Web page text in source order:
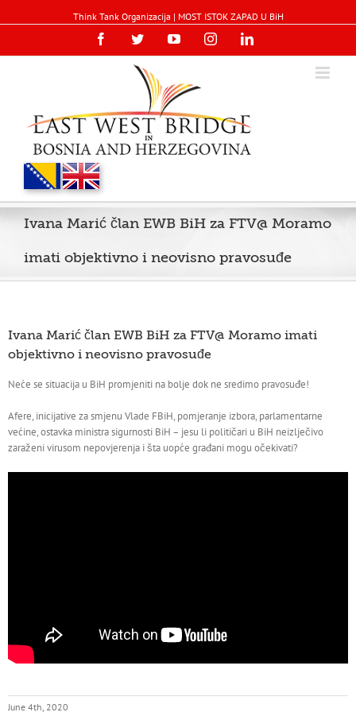
Think Tank Organizacija | MOST ISTOK ZAPAD U BiH
FacebookTwitterYouTubeInstagramLinkedin
Ivana Marić član EWB BiH za FTV@ Moramo
imati objektivno i neovisno pravosuđe
Ivana Marić član EWB BiH za FTV@ Moramo imati
objektivno i neovisno pravosuđe
Neće se situacija u BiH promjeniti na bolje dok ne sredimo pravosuđe!
Afere, inicijative za smjenu Vlade FBiH, pomjeranje izbora, parlamentarne
većine, ostavka ministra sigurnosti BiH – jesu li političari u BiH neizlječivo
zaraženi virusom nepovjerenja i šta uopće građani mogu očekivati?
June 4th, 2020